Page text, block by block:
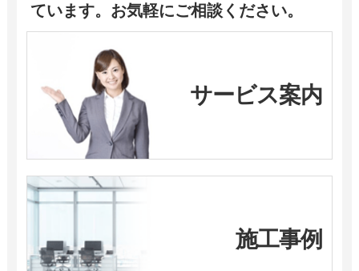
ています。お気軽にご相談ください。
サービス案内
施工事例